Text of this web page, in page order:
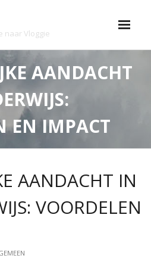
naar Vloggie
AANDACHT
EN IMPACT
AANDACHT IN
VOORDELEN